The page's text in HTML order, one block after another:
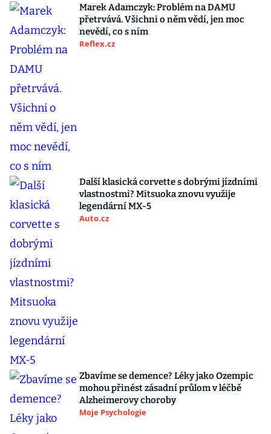
Marek Adamczyk: Problém na DAMU
přetrvává. Všichni o něm vědí, jen moc
nevědí, co s ním
Reflex.cz
Další klasická corvette s dobrými jízdními
vlastnostmi? Mitsuoka znovu využije
legendární MX-5
Auto.cz
Zbavíme se demence? Léky jako Ozempic
mohou přinést zásadní průlom v léčbě
Alzheimerovy choroby
Moje Psychologie